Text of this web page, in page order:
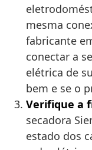
mesma
fabricante
conectar a
elétrica de
bem e se o
Verifique a
secadora
estado dos